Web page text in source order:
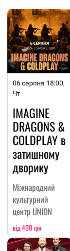
06 серпня 18:00,
Чт
IMAGINE
DRAGONS &
COLDPLAY в
затишному
дворику
Міжнародний
культурний
центр UNION
від 490 грн